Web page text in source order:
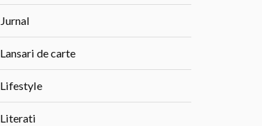
Jurnal
Lansari de carte
Lifestyle
Literati